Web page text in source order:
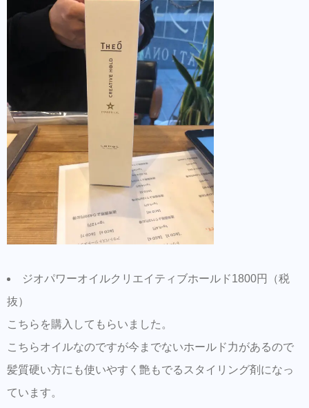
ジオパワーオイルクリエイティブホールド1800円（税
抜）
こちらを購入してもらいました。
こちらオイルなのですが今までないホールド力があるので
髪質硬い方にも使いやすく艶もでるスタイリング剤になっ
ています。